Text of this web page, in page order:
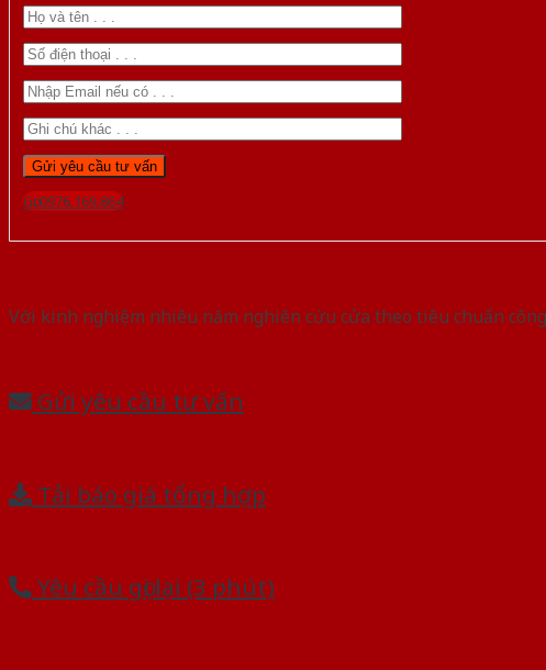
Gọi 0976.169.864
Với kinh nghiệm nhiêu năm nghiên cứu cửa theo tiêu chuẩn
Gửi yêu cầu tư vấn
Tải báo giá tổng hợp
Yêu cầu gọi lại (3 phút)